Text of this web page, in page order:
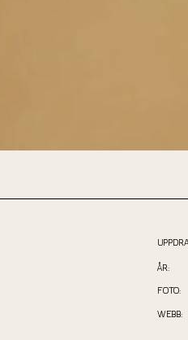
ÅR:
FOTO:
WEBB: